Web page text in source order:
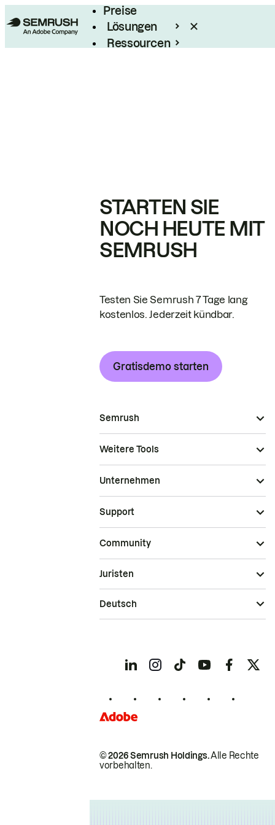
Preise
Lösungen
Ressourcen
STARTEN SIE
NOCH HEUTE MIT
SEMRUSH
Testen Sie Semrush 7 Tage lang
kostenlos. Jederzeit kündbar.
Gratisdemo starten
Semrush
Weitere Tools
Unternehmen
Support
Community
© 2026 Semrush Holdings.Alle Rechte
vorbehalten.
Juristen
Deutsch